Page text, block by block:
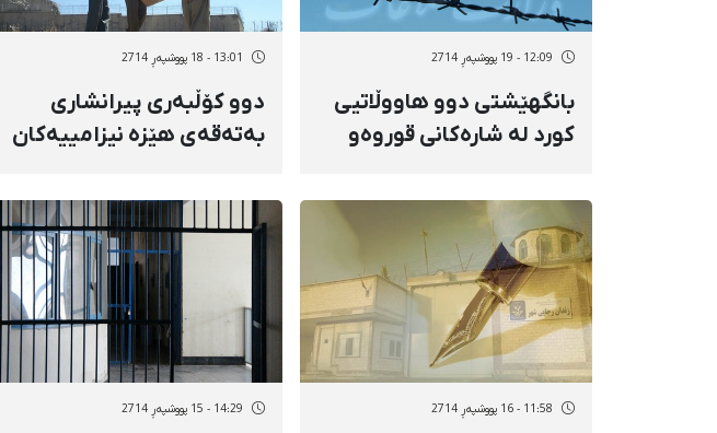
12:09 - 19 پووشپەڕ 2714
بانگهێشتی دوو هاووڵاتیی
کورد لە شارەکانی قوروەو
13:01 - 18 پووشپەڕ 2714
دوو كۆڵبەری پیرانشاری
بەتەقەی هێزە نیزامییەكان
11:58 - 16 پووشپەڕ 2714 14:29 - 15 پووشپەڕ 2714